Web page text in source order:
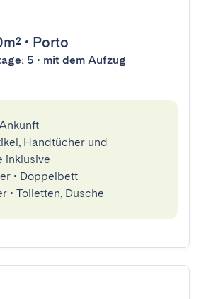
• Porto
5 • mit dem Aufzug
Handtücher und
inklusive
• Doppelbett
• Toiletten, Dusche